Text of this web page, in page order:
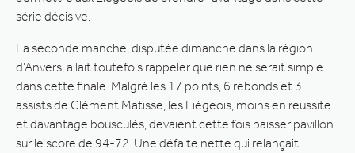
série décisive.
La seconde manche, disputée dimanche dans la région
d’Anvers, allait toutefois rappeler que rien ne serait simple
dans cette finale. Malgré les 17 points, 6 rebonds et 3
assists de Clément Matisse, les Liégeois, moins en réussite
et davantage bousculés, devaient cette fois baisser pavillon
sur le score de 94-72. Une défaite nette qui relançait